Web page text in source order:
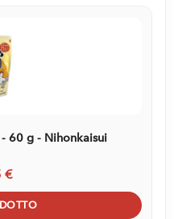
60 g - Nihonkaisui
€